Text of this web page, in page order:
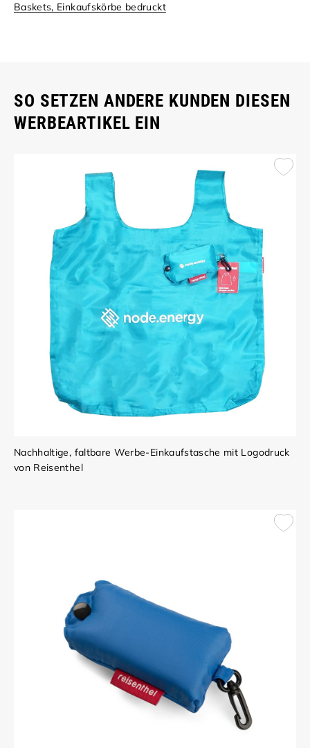
Baskets, Einkaufskörbe bedruckt
SO SETZEN ANDERE KUNDEN DIESEN
WERBEARTIKEL EIN
Nachhaltige, faltbare Werbe-Einkaufstasche mit Logodruck
von Reisenthel